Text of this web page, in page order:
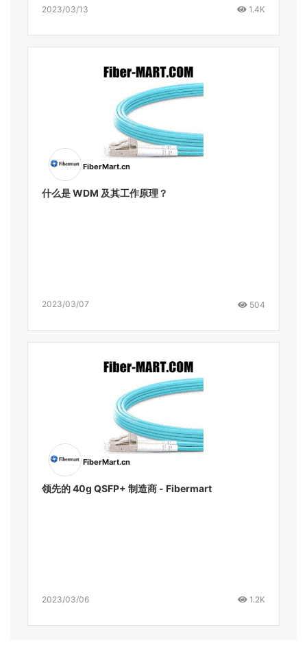
2023/03/13 1.4K
FiberMart.cn
什么是 WDM 及其工作原理？
2023/03/07 504
FiberMart.cn
领先的 40g QSFP+ 制造商 - Fibermart
2023/03/06 1.2K